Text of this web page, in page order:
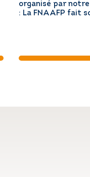
organisé par
: La FNAAFP fait